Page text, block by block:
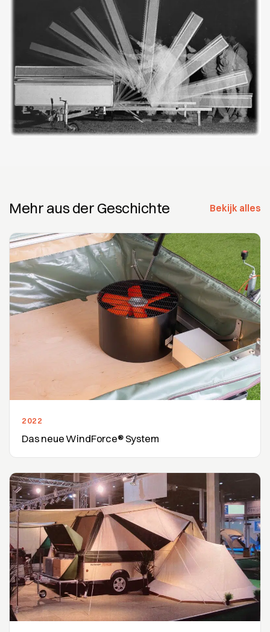
Mehr aus der Geschichte Bekijk alles
2022
Das neue WindForce® System